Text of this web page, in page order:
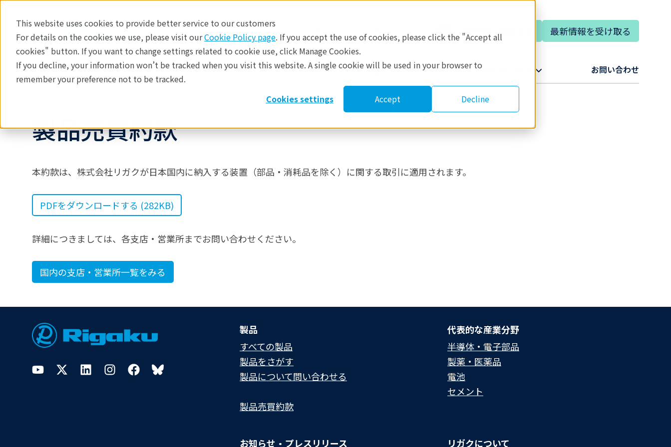
This website uses cookies to provide better service to our customers
For details on the cookies we use, please visit ourCookie Policy page. If you accept the use of cookies, please click the "Accept all
cookies" button. If you want to change settings related to cookie use, click Manage Cookies.
If you decline, your information won’t be tracked when you visit this website. A single cookie will be used in your browser to
remember your preference not to be tracked.
Cookies settings
Accept Decline
専門家に相談する 最新情報を受け取る
製品 産業分野​ 分析手法​ 参考資料 修理・サポート リガクについて​ お問い合わせ​
製品売買約款
本約款は、株式会社リガクが日本国内に納入する装置（部品・消耗品を除く）に関する取引に適用されます。
PDFをダウンロードする (282KB)
詳細につきましては、各支店・営業所までお問い合わせください。
国内の支店・営業所一覧をみる
Footer
YouTubeTwitterLinkedInInstagramFacebookBluesky
製品
すべての製品
製品をさがす
製品について問い合わせる​
製品売買約款
代表的な産業分野
半導体・電子部品
製薬・医薬品
電池
セメント
お知らせ・プレスリリース リガクについて